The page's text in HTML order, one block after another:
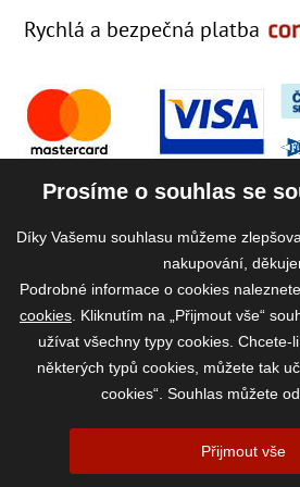
Rychlá a bezpečná platba
2026 ©www.vase-krmivo.cz- Tomáš Kroupa
Brno-venkov, IČ:
Prosíme o souhlas se
Díky Vašemu souhlasu můžeme
nakupování,
Podrobné informace o cookies
cookies . Kliknutím na „Přijmout vše“
užívat všechny typy cookies. Chcete-
některých typů cookies, můžete tak
cookies“. Souhlas můžete
Přijmout vše